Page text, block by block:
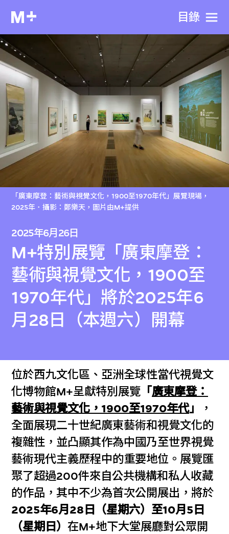
目​錄
「廣東摩登：藝術與視覺文化，1900至1970年代」展覽現場，
2025年．攝影：鄭樂天，圖片由M+提供
2025年6月26日
M+特別展覽「廣東摩登：
藝術與視覺文化，1900至
1970年代」將於2025年6
月28日（本週六）開幕
位於西九文化區、亞洲全球性當代視覺文
化博物館M+呈獻特別展覽 「 廣東摩登：
藝術與視覺文化，1900至1970年代」
，
全面展現二十世紀廣東藝術和視覺文化的
複雜性，並凸顯其作為中國乃至世界視覺
藝術現代主義歷程中的重要地位。展覽匯
聚了超過200件來自公共機構和私人收藏
的作品，其中不少為首次公開展出，將於
2025年6月28日（星期六）至10月5日
（星期日）在M+地下大堂展廳對公眾開